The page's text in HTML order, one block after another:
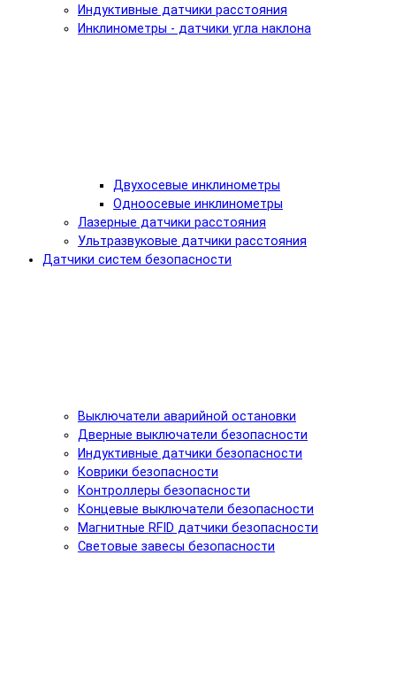
Индуктивные датчики расстояния
Инклинометры - датчики угла наклона
Двухосевые инклинометры
Одноосевые инклинометры
Лазерные датчики расстояния
Ультразвуковые датчики расстояния
Датчики систем безопасности
Выключатели аварийной остановки
Дверные выключатели безопасности
Индуктивные датчики безопасности
Коврики безопасности
Контроллеры безопасности
Концевые выключатели безопасности
Магнитные RFID датчики безопасности
Световые завесы безопасности